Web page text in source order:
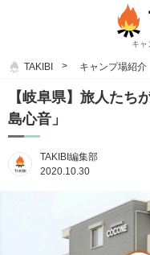
キャ
TAKIBI キャンプ場紹介
【岐阜県】旅人たち
島心音」
TAKIBI編集部
2020.10.30